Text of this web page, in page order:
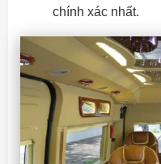
chính xác nhất.